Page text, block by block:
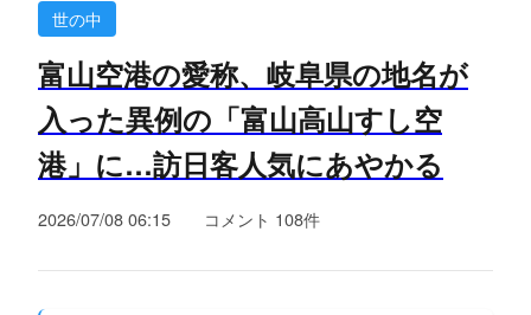
世の中
富山空港の愛称、岐阜県の地名が
入った異例の「富山高山すし空
港」に…訪日客人気にあやかる
2026/07/08 06:15 コメント 108件